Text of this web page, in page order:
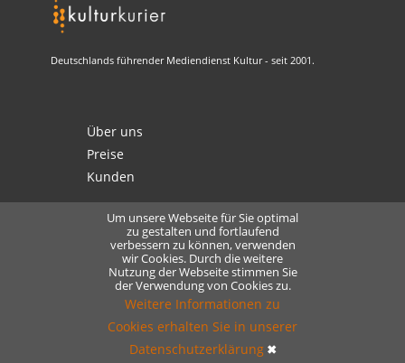
Deutschlands führender Mediendienst Kultur - seit 2001.
Über uns
Preise
Kunden
Kontakt
Datenschutz
Lizensierung
Um unsere Webseite für Sie optimal
zu gestalten und fortlaufend
verbessern zu können, verwenden
wir Cookies. Durch die weitere
Nutzung der Webseite stimmen Sie
der Verwendung von Cookies zu.
Weitere Informationen zu
Cookies erhalten Sie in unserer
Datenschutzerklärung ✖